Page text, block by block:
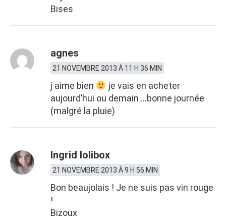
Bises
agnes
21 NOVEMBRE 2013 À 11 H 36 MIN
j aime bien
je vais en acheter
aujourd’hui ou demain …bonne journée
(malgré la pluie)
Ingrid lolibox
21 NOVEMBRE 2013 À 9 H 56 MIN
Bon beaujolais ! Je ne suis pas vin rouge
!
Bizoux